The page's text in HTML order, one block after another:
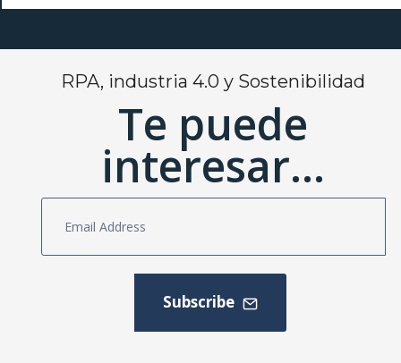
RPA, industria 4.0 y Sostenibilidad
Te puede
interesar...
Subscribe